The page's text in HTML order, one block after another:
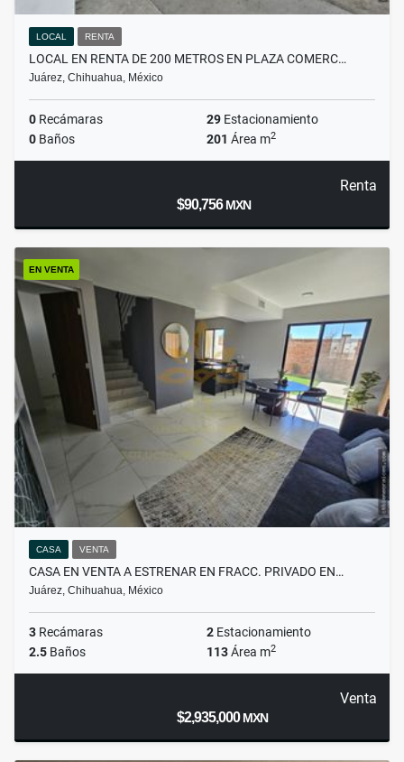
LOCAL RENTA
LOCAL EN RENTA DE 200 METROS EN PLAZA COMERC…
Juárez, Chihuahua, México
0 Recámaras 29 Estacionamiento
0 Baños 201 Área m2
Renta
$90,756MXN
EN VENTA
CASA VENTA
CASA EN VENTA A ESTRENAR EN FRACC. PRIVADO EN…
Juárez, Chihuahua, México
3 Recámaras 2 Estacionamiento
2.5 Baños 113Área m2
Venta
$2,935,000MXN